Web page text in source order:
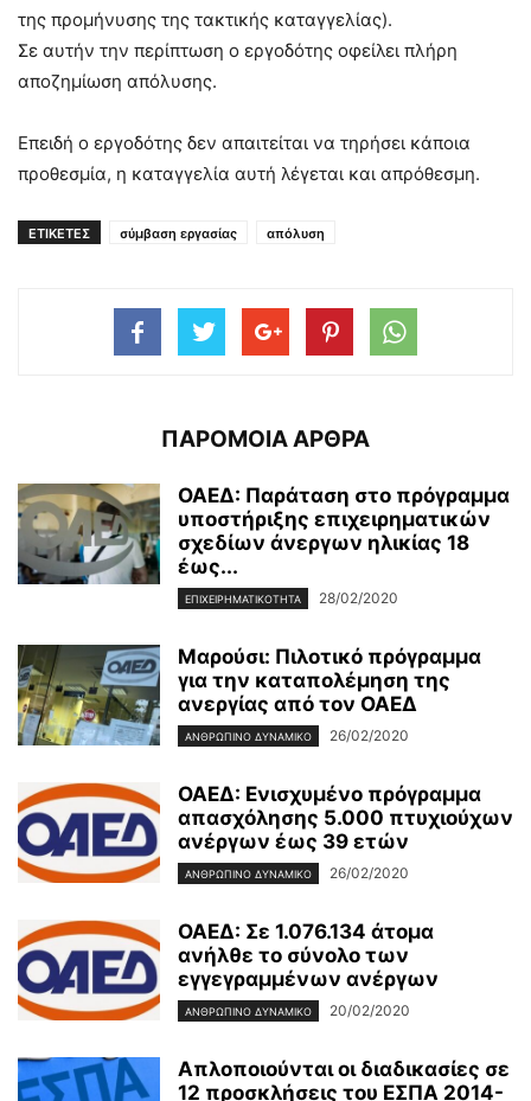
της προμήνυσης της τακτικής καταγγελίας).
Σε αυτήν την περίπτωση ο εργοδότης οφείλει πλήρη
αποζημίωση απόλυσης.
Επειδή ο εργοδότης δεν απαιτείται να τηρήσει κάποια
προθεσμία, η καταγγελία αυτή λέγεται και απρόθεσμη.
ΕΤΙΚΕΤΕΣ σύμβαση εργασίας απόλυση
ΠΑΡΟΜΟΙΑ ΑΡΘΡΑ
ΟΑΕΔ: Παράταση στο πρόγραμμα
υποστήριξης επιχειρηματικών
σχεδίων άνεργων ηλικίας 18
έως...
ΕΠΙΧΕΙΡΗΜΑΤΙΚΌΤΗΤΑ 28/02/2020
Μαρούσι: Πιλοτικό πρόγραμμα
για την καταπολέμηση της
ανεργίας από τον ΟΑΕΔ
ΑΝΘΡΏΠΙΝΟ ΔΥΝΑΜΙΚΌ 26/02/2020
ΟΑΕΔ: Ενισχυμένο πρόγραμμα
απασχόλησης 5.000 πτυχιούχων
ανέργων έως 39 ετών
ΑΝΘΡΏΠΙΝΟ ΔΥΝΑΜΙΚΌ 26/02/2020
ΟΑΕΔ: Σε 1.076.134 άτομα
ανήλθε το σύνολο των
εγγεγραμμένων ανέργων
ΑΝΘΡΏΠΙΝΟ ΔΥΝΑΜΙΚΌ 20/02/2020
Απλοποιούνται οι διαδικασίες σε
12 προσκλήσεις του ΕΣΠΑ 2014-